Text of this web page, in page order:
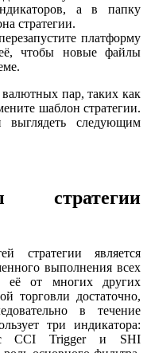
а в папку
стратегии.
платформу
чтобы новые файлы
пар, таких как
шаблон стратегии.
следующим
стратегии
стратегии является
выполнения всех
её от многих других
торговли достаточно,
в течение
три индикатора:
CCI Trigger и SHI